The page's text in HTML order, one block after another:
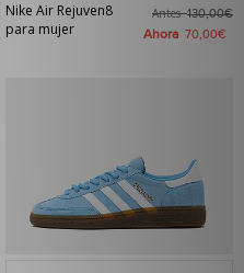
Nike Air Rejuven8
para mujer
Antes130,00€
Ahora 70,00€